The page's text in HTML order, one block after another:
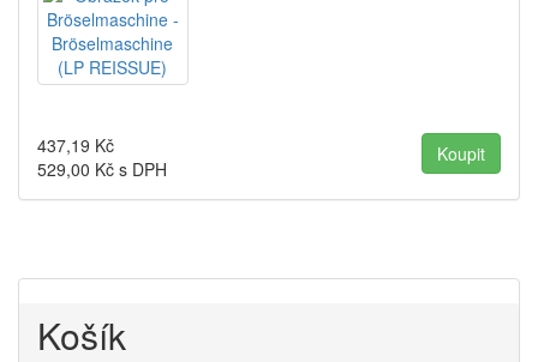
437,19 Kč
529,00 Kč s DPH
Košík